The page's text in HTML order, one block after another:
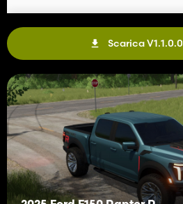
Scarica V1.1.0.0